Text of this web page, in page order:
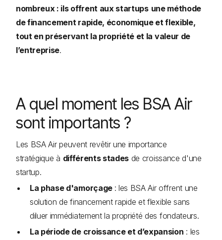
nombreux : ils offrent aux startups une méthode
de financement rapide, économique et flexible,
tout en préservant la propriété et la valeur de
l’entreprise.
A quel moment les BSA Air
sont importants ?
Les BSA Air peuvent revêtir une importance
stratégique à différents stades de croissance d'une
startup.
La phase d'amorçage : les BSA Air offrent une
solution de financement rapide et flexible sans
diluer immédiatement la propriété des fondateurs.
La période de croissance et d’expansion : les